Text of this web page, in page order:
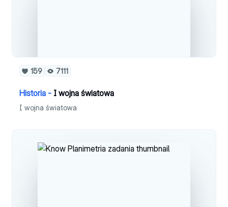
159 7111
Historia - I wojna światowa
I wojna światowa